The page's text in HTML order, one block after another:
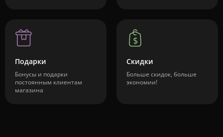
Подарки
Бонусы и подарки
постоянным клиентам
магазина
Скидки
Больше скидок, больше
экономии!